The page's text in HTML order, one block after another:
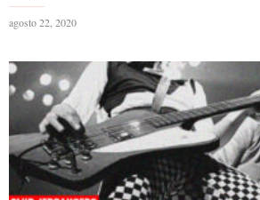
agosto 22, 2020